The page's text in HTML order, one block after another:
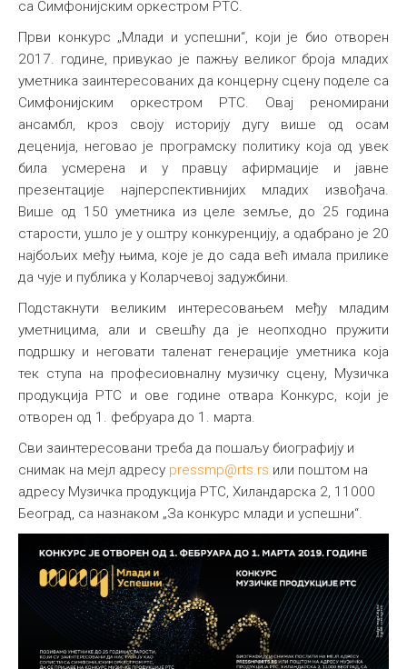
са Симфонијским оркестром РТС.
Први конкурс „Млади и успешни“, који је био отворен
2017. године, привукао је пажњу великог броја младих
уметника заинтересованих да концерну сцену поделе са
Симфонијским оркестром РТС. Овај реномирани
ансамбл, кроз своју историју дугу више од осам
деценија, неговао је програмску политику која од увек
била усмерена и у правцу афирмације и јавне
презентације најперспективнијих младих извођача.
Више од 150 уметника из целе земље, до 25 година
старости, ушло је у оштру конкуренцију, а одабрано је 20
најбољих међу њима, које је до сада већ имала прилике
да чује и публика у Kоларчевој задужбини.
Подстакнути великим интересовањем међу младим
уметницима, али и свешћу да је неопходно пружити
подршку и неговати таленат генерације уметника која
тек ступа на професиовналну музичку сцену, Музичка
продукција РТС и ове године отвара Kонкурс, који је
отворен од 1. фебруара до 1. марта.
Сви заинтересовани треба да пошаљу биографију и
снимак на мејл адресу pressmp@rts.rs или поштом на
адресу Музичка продукција РТС, Хиландарска 2, 11000
Београд, са назнаком „За конкурс млади и успешни“.